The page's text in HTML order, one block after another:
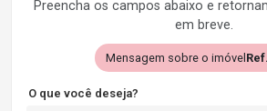
Preencha os campos abaixo e
em breve.
Mensagem sobre o imóvel
O que você deseja?